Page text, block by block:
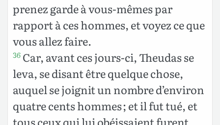
prenez garde à vous-mêmes par
rapport à ces hommes, et voyez ce que
vous allez faire.
36 Car, avant ces jours-ci, Theudas se
leva, se disant être quelque chose,
auquel se joignit un nombre d’environ
quatre cents hommes ; et il fut tué, et
tous ceux qui lui obéissaient furent